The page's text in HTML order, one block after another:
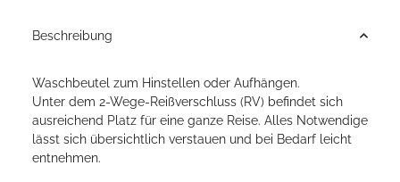
Beschreibung
Waschbeutel zum Hinstellen oder Aufhängen.
Unter dem 2-Wege-Reißverschluss (RV) befindet sich
ausreichend Platz für eine ganze Reise. Alles Notwendige
lässt sich übersichtlich verstauen und bei Bedarf leicht
entnehmen.